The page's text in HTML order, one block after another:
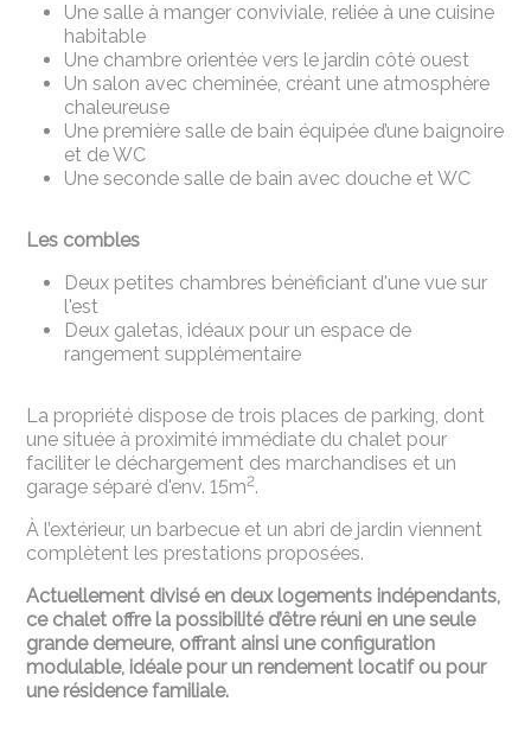
Une salle à manger conviviale, reliée à une cuisine
habitable
Une chambre orientée vers le jardin côté ouest
Un salon avec cheminée, créant une atmosphère
chaleureuse
Une première salle de bain équipée d’une baignoire
et de WC
Une seconde salle de bain avec douche et WC
Les combles
Deux petites chambres bénéficiant d'une vue sur
l'est
Deux galetas, idéaux pour un espace de
rangement supplémentaire
La propriété dispose de trois places de parking, dont
une située à proximité immédiate du chalet pour
faciliter le déchargement des marchandises et un
garage séparé d'env. 15m2.
À l’extérieur, un barbecue et un abri de jardin viennent
complètent les prestations proposées.
Actuellement divisé en deux logements indépendants,
ce chalet offre la possibilité d’être réuni en une seule
grande demeure, offrant ainsi une configuration
modulable, idéale pour un rendement locatif ou pour
une résidence familiale.